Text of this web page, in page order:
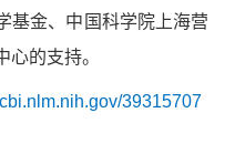
基金、中国科学院上海营
的支持。
39315707